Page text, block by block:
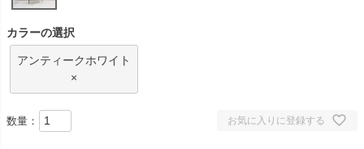
カラーの選択
アンティークホワイト
×
お気に入りに登録する
数量：